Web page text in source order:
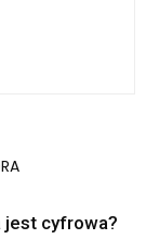
jest cyfrowa?